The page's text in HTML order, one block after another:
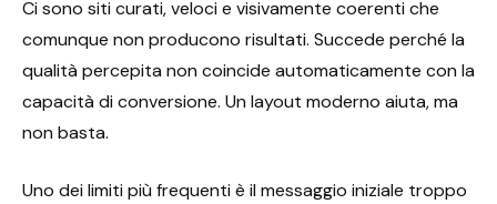
Ci sono siti curati, veloci e visivamente coerenti che
comunque non producono risultati. Succede perché la
qualità percepita non coincide automaticamente con la
capacità di conversione. Un layout moderno aiuta, ma
non basta.
Uno dei limiti più frequenti è il messaggio iniziale troppo